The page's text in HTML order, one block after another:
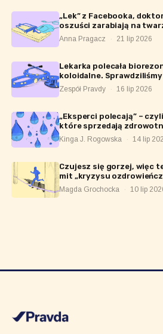
„Lek” z Facebooka,
oszuści zarabiają na
Anna Pragacz · 21 lip 2026
Lekarka polecała
koloidalne.
Zespół Pravdy · 16 lip 2026
„Eksperci polecają” – czyli kto? Trzy chwyty,
które sprzedają
Kinga J. Rogowska · 14 lip
Czujesz się gorzej, więc
mit „kryzysu
Magda Grochocka · 10 lip